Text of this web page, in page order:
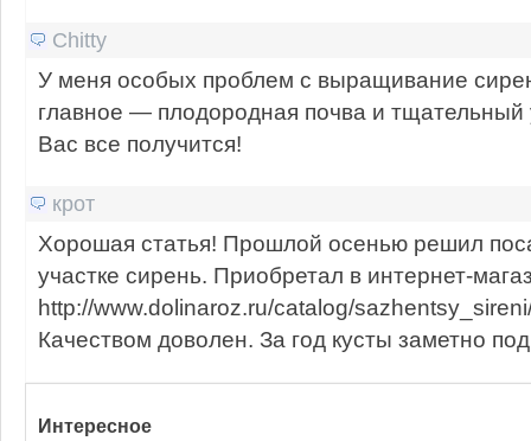
Chitty
У меня особых проблем с выращивание
главное — плодородная почва и тщательный
Вас все получится!
крот
Хорошая статья! Прошлой осенью решил
участке сирень. Приобретал в интернет-
http://www.dolinaroz.ru/catalog/
Качеством доволен. За год кусты заметно
Интересное